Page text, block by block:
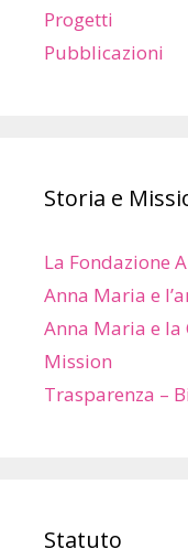
Progetti
Pubblicazioni
Storia e
La Fondazione
Anna Maria e
Anna Maria e la
Mission
Trasparenza –
Statuto